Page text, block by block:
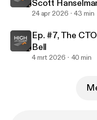
Scott
24 apr 2026 43 min
Ep. #7, The
Bell
4 mrt 2026 40 min